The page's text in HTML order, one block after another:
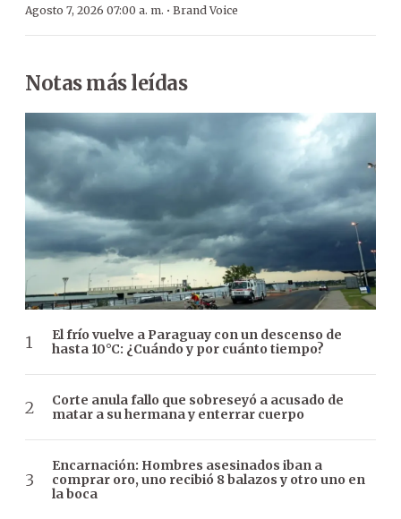
Agosto 7, 2026 07:00 a. m. · Brand Voice
Notas más leídas
El frío vuelve a Paraguay con un descenso de
hasta 10°C: ¿Cuándo y por cuánto tiempo?
Corte anula fallo que sobreseyó a acusado de
matar a su hermana y enterrar cuerpo
Encarnación: Hombres asesinados iban a
comprar oro, uno recibió 8 balazos y otro uno en
la boca